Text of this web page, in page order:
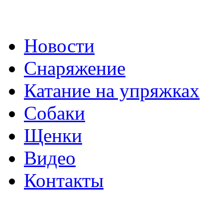
Новости
Снаряжение
Катание на упряжках
Собаки
Щенки
Видео
Контакты